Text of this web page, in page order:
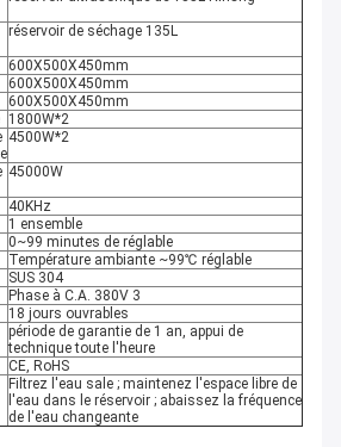
réservoir de séchage 135L
600X500X450mm
600X500X450mm
600X500X450mm
1800W*2
4500W*2
45000W
40KHz
1 ensemble
0~99 minutes de réglable
Température ambiante ~99℃ réglable
SUS 304
Phase à C.A. 380V 3
18 jours ouvrables
période de garantie de 1 an, appui de
technique toute l'heure
CE, RoHS
Filtrez l'eau sale ; maintenez l'espace libre de
l'eau dans le réservoir ; abaissez la fréquence
de l'eau changeante